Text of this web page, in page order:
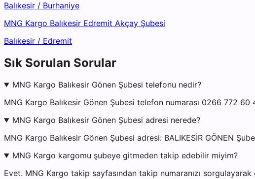
Balıkesir / Burhaniye
MNG Kargo Balıkesir Edremit Akçay Şubesi
Balıkesir / Edremit
Sık Sorulan Sorular
MNG Kargo Balıkesir Gönen Şubesi telefonu nedir?
MNG Kargo Balıkesir Gönen Şubesi telefon numarası 0266 772 60
MNG Kargo Balıkesir Gönen Şubesi adresi nerede?
MNG Kargo Balıkesir Gönen Şubesi adresi: BALIKESİR GÖNEN
MNG Kargo kargomu şubeye gitmeden takip edebilir miyim?
Evet. MNG Kargo takip sayfasından takip numaranızı